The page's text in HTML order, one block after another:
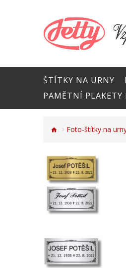
ŠTÍTKY NA URNY
PAMĚTNÍ PLAKETY
Foto-štítky na